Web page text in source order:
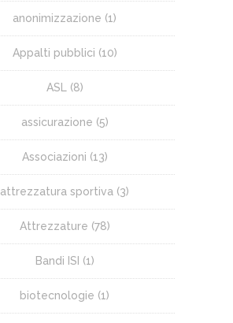
anonimizzazione (1)
Appalti pubblici (10)
ASL (8)
assicurazione (5)
Associazioni (13)
attrezzatura sportiva (3)
Attrezzature (78)
Bandi ISI (1)
biotecnologie (1)